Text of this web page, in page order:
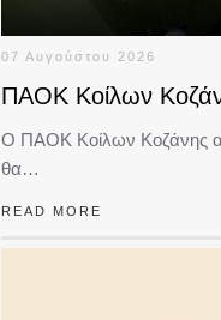
07 Αυγούστου 2026
ΠΑΟΚ Κοίλων
Ο ΠΑΟΚ Κοίλων Κοζάνης
θα…
READ MORE